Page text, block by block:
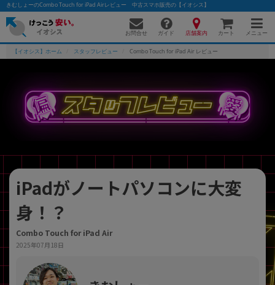
きむしょーのCombo Touch for iPad Airレビュー 中古スマホ販売の【イオシス】
お問合せ ガイド 店舗案内 カート メニュー
【イオシス】ホーム スタッフレビュー Combo Touch for iPad Air レビュー
iPadがノートパソコンに大変
身！？
Combo Touch for iPad Air
2025年07月18日
かんたんパソコン検索に切り替える
除外ワード
人気の検索ワード：Let's note EliteBookMacBook
カテゴリー
商品ジャンルの絞り込み
「スマートフォン」「タブレット」など
商品シリーズ名・ブランド名の絞り込み。
「iPhone」「Xperia」「Galaxy」など